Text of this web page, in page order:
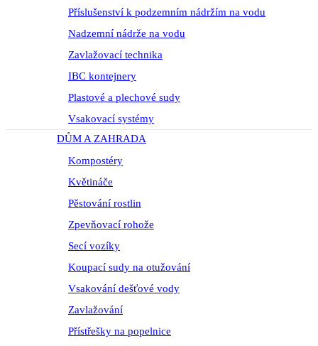
Příslušenství k podzemním nádržím na vodu
Nadzemní nádrže na vodu
Zavlažovací technika
IBC kontejnery
Plastové a plechové sudy
Vsakovací systémy
DŮM A ZAHRADA
Kompostéry
Květináče
Pěstování rostlin
Zpevňovací rohože
Secí vozíky
Koupací sudy na otužování
Vsakování dešťové vody
Zavlažování
Přístřešky na popelnice